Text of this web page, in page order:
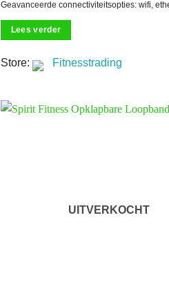
Geavanceerde connectiviteitsopties: wifi,
Lees verder
Store: Fitnesstrading
UITVERKOCHT